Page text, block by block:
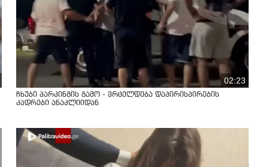
02:23
ჩხუბი პარკინგის გამო - ვრცელდება დაპირისპირების
კადრები ანაკლიიდან